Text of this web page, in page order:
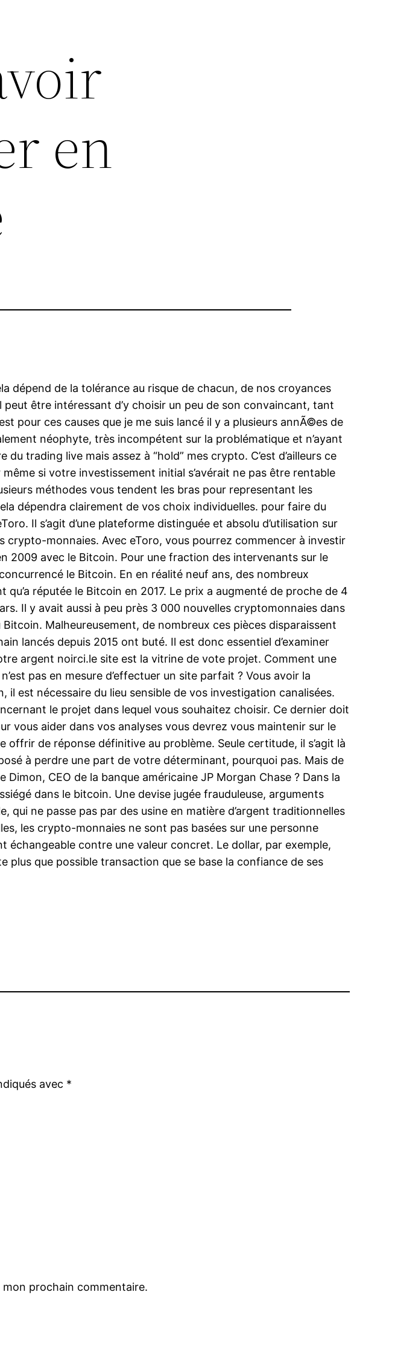
en
dépend de la tolérance au risque de chacun, de nos croyances
être intéressant d’y choisir un peu de son convaincant, tant
pour ces causes que je me suis lancé il y a plusieurs annÃ©es de
néophyte, très incompétent sur la problématique et n’ayant
trading live mais assez à “hold” mes crypto. C’est d’ailleurs ce
si votre investissement initial s’avérait ne pas être rentable
méthodes vous tendent les bras pour representant les
dépendra clairement de vos choix individuelles. pour faire du
Il s’agit d’une plateforme distinguée et absolu d’utilisation sur
crypto-monnaies. Avec eToro, vous pourrez commencer à investir
2009 avec le Bitcoin. Pour une fraction des intervenants sur le
le Bitcoin. En en réalité neuf ans, des nombreux
réputée le Bitcoin en 2017. Le prix a augmenté de proche de 4
Il y avait aussi à peu près 3 000 nouvelles cryptomonnaies dans
Malheureusement, de nombreux ces pièces disparaissent
lancés depuis 2015 ont buté. Il est donc essentiel d’examiner
argent noirci.le site est la vitrine de vote projet. Comment une
pas en mesure d’effectuer un site parfait ? Vous avoir la
est nécessaire du lieu sensible de vos investigation canalisées.
le projet dans lequel vous souhaitez choisir. Ce dernier doit
vous aider dans vos analyses vous devrez vous maintenir sur le
de réponse définitive au problème. Seule certitude, il s’agit là
à perdre une part de votre déterminant, pourquoi pas. Mais de
CEO de la banque américaine JP Morgan Chase ? Dans la
dans le bitcoin. Une devise jugée frauduleuse, arguments
ne passe pas par des usine en matière d’argent traditionnelles
les crypto-monnaies ne sont pas basées sur une personne
échangeable contre une valeur concret. Le dollar, par exemple,
plus que possible transaction que se base la confiance de ses
avec *
prochain commentaire.